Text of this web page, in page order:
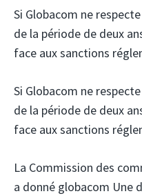
Si Globacom ne
de la période de deux
face aux sanctions
Si Globacom ne
de la période de deux
face aux sanctions
La Commission des
a donné globacom Une